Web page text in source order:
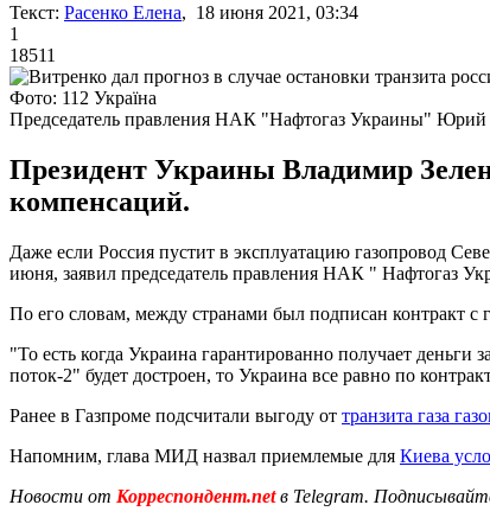
Текст: Расенко Елена, 18 июня 2021, 03:34
1
18511
Фото: 112 Україна
Председатель правления НАК "Нафтогаз Украины" Юрий
Президент Украины Владимир
компенсаций.
Даже если Россия пустит в эксплуатацию газопровод
июня, заявил председатель правления НАК " Нафтогаз
По его словам, между странами был подписан контракт с
"То есть когда Украина гарантированно получает деньги
поток-2" будет достроен, то Украина все равно по
Ранее в Газпроме подсчитали выгоду от транзита газа
Напомним, глава МИД назвал приемлемые для Киева
Новости от Корреспондент.netв Telegram.